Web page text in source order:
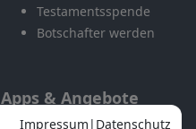
Testamentsspende
Botschafter werden
Apps & Angebote